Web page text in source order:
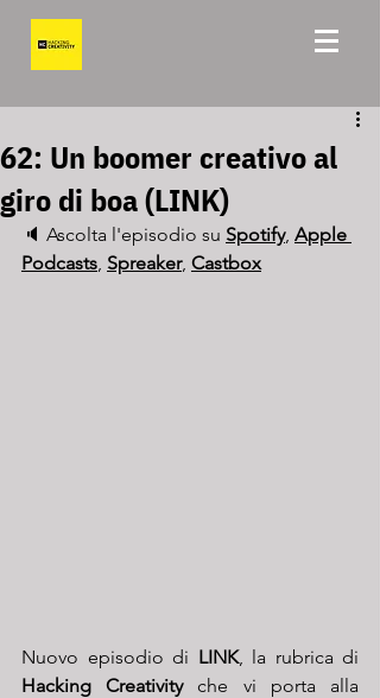
62: Un boomer creativo al
giro di boa (LINK)
🔈 Ascolta l'episodio su Spotify, Apple
Podcasts, Spreaker, Castbox
Nuovo episodio di LINK
Hacking Creativity che vi porta alla